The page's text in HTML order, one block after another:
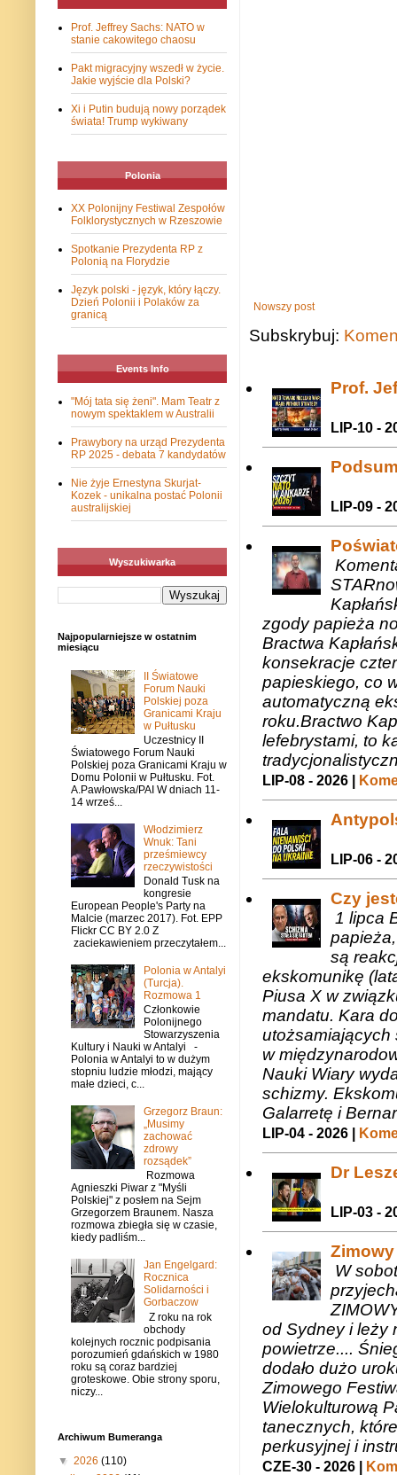
Nowszy post
Subskrybuj:
Prof.
LIP-10 -
LIP-09 -
zgody papieża
Bractwa
konsekracje
papieskiego, co
automatyczną
roku.Bractwo
lefebrystami, to
LIP-08 - 2026 |
LIP-06 -
Czy
1 lipca
są
ekskomunikę
Piusa X w
mandatu. Kara
utożsamiających
w
Nauki Wiary
schizmy.
Galarretę i
LIP-04 - 2026 |
Dr
LIP-03 -
W
od Sydney i leży
powietrze....
dodało dużo
Zimowego
Wielokulturową
tanecznych,
perkusyjnej i
CZE-30 - 2026 |
Prof. Jeffrey Sachs: NATO w
stanie cakowitego chaosu
Pakt migracyjny wszedł w życie.
Jakie wyjście dla Polski?
Xi i Putin budują nowy porządek
świata! Trump wykiwany
Polonia
XX Polonijny Festiwal Zespołów
Folklorystycznych w Rzeszowie
Spotkanie Prezydenta RP z
Polonią na Florydzie
Język polski - język, który łączy.
Dzień Polonii i Polaków za
granicą
Events Info
"Mój tata się żeni". Mam Teatr z
nowym spektaklem w Australii
Prawybory na urząd Prezydenta
RP 2025 - debata 7 kandydatów
Nie żyje Ernestyna Skurjat-
Kozek - unikalna postać Polonii
australijskiej
Wyszukiwarka
Najpopularniejsze w ostatnim
miesiącu
II Światowe
Forum Nauki
Polskiej poza
Granicami Kraju
w Pułtusku
Uczestnicy II
Światowego Forum Nauki
Polskiej poza Granicami Kraju w
Domu Polonii w Pułtusku. Fot.
A.Pawłowska/PAI W dniach 11-
14 wrześ...
Włodzimierz
Wnuk: Tani
prześmiewcy
rzeczywistości
Donald Tusk na
kongresie
European People's Party na
Malcie (marzec 2017). Fot. EPP
Flickr CC BY 2.0 Z
zaciekawieniem przeczytałem...
Polonia w Antalyi
(Turcja).
Rozmowa 1
Członkowie
Polonijnego
Stowarzyszenia
Kultury i Nauki w Antalyi -
Polonia w Antalyi to w dużym
stopniu ludzie młodzi, mający
małe dzieci, c...
Grzegorz Braun:
„Musimy
zachować
zdrowy
rozsądek”
Rozmowa
Agnieszki Piwar z "Myśli
Polskiej" z posłem na Sejm
Grzegorzem Braunem. Nasza
rozmowa zbiegła się w czasie,
kiedy padliśm...
Jan Engelgard:
Rocznica
Solidarności i
Gorbaczow
Z roku na rok
obchody
kolejnych rocznic podpisania
porozumień gdańskich w 1980
roku są coraz bardziej
groteskowe. Obie strony sporu,
niczy...
Archiwum Bumeranga
▼ 2026 (110)